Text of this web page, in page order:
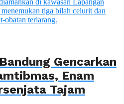
Gencarkan
Enam
Tajam